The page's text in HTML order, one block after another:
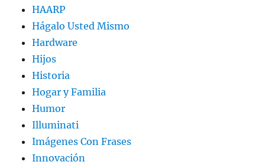
HAARP
Hágalo Usted Mismo
Hardware
Hijos
Historia
Hogar y Familia
Humor
Illuminati
Imágenes Con Frases
Innovación